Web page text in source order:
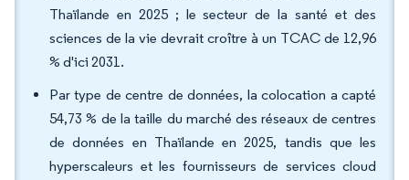
Thaïlande en 2025 ; le secteur de la santé et des
sciences de la vie devrait croître à un TCAC de 12,96
% d'ici 2031.
Par type de centre de données, la colocation a capté
54,73 % de la taille du marché des réseaux de centres
de données en Thaïlande en 2025, tandis que les
hyperscaleurs et les fournisseurs de services cloud